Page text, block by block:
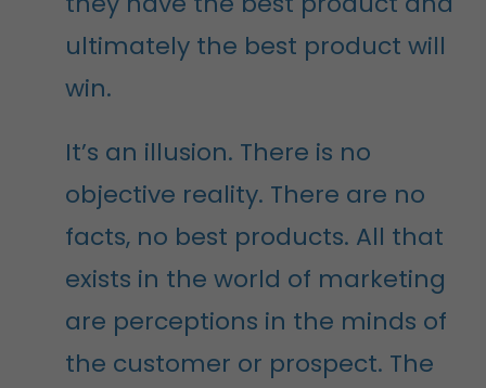
ultimately the best product will
win.
It’s an illusion. There is no
objective reality. There are no
facts, no best products. All that
exists in the world of marketing
are perceptions in the minds of
the customer or prospect. The